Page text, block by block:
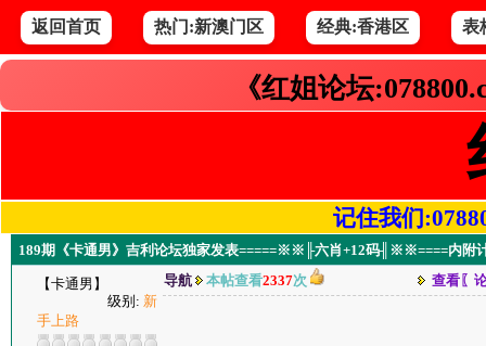
返回首页 热门:新澳门区 经典:香港区 表
《红姐论坛
记住我们
189期《卡通男》吉利论坛独家发表=====※※╟六肖+12码╢※※====内附
【卡通男】
级别: 新
手上路
导航 本帖查看2337次 查看〖